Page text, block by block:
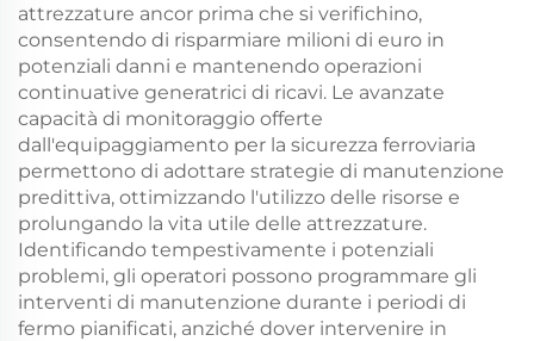
attrezzature ancor prima che si verifichino,
consentendo di risparmiare milioni di euro in
potenziali danni e mantenendo operazioni
continuative generatrici di ricavi. Le avanzate
capacità di monitoraggio offerte
dall'equipaggiamento per la sicurezza ferroviaria
permettono di adottare strategie di manutenzione
predittiva, ottimizzando l'utilizzo delle risorse e
prolungando la vita utile delle attrezzature.
Identificando tempestivamente i potenziali
problemi, gli operatori possono programmare gli
interventi di manutenzione durante i periodi di
fermo pianificati, anziché dover intervenire in